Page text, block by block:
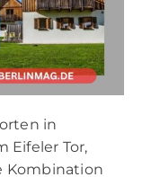
in
Eifeler Tor,
Kombination